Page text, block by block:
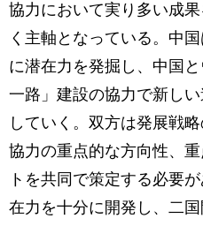
協力において実り多い成
く主軸となっている。中
に潜在力を発掘し、中国
一路」建設の協力で新し
していく。双方は発展戦
協力の重点的な方向性、
トを共同で策定する必要
在力を十分に開発し、二国